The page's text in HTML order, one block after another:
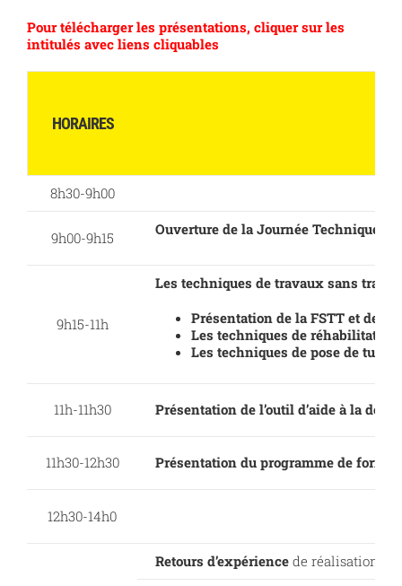
Pour télécharger les présentations, cliquer sur les
intitulés avec liens cliquables
HORAIRES
8h30-9h00
9h00-9h15 Ouverture de la Journée Technique
9h15-11h
Les techniques de travaux sans
Présentation de la FSTT et des
Les techniques de réhabilitation
Les techniques de pose de
11h-11h30 Présentation de l’outil d’aide à la
11h30-12h30 Présentation du programme de
12h30-14h0
Retours d’expérience de réalisations